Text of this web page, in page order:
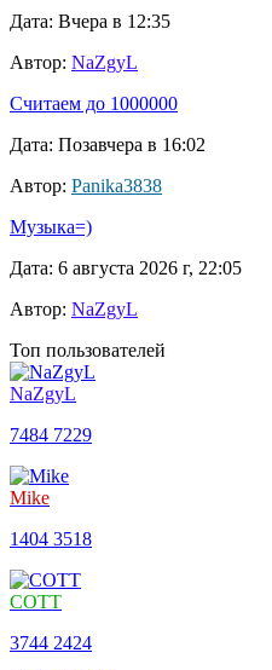
Дата: Вчера в 12:35
Автор: NaZgyL
Считаем до 1000000
Дата: Позавчера в 16:02
Автор: Panika3838
Музыка=)
Дата: 6 августа 2026 г, 22:05
Автор: NaZgyL
Топ пользователей
NaZgyL
7484 7229
Mike
1404 3518
COTT
3744 2424